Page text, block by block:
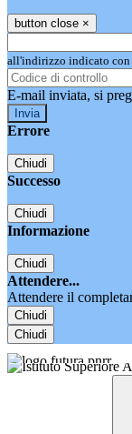
button close ×
all'indirizzo indicato con
E-mail inviata, si
Errore
Chiudi
Successo
Chiudi
Informazione
Chiudi
Attendere...
Attendere il
Chiudi
Chiudi